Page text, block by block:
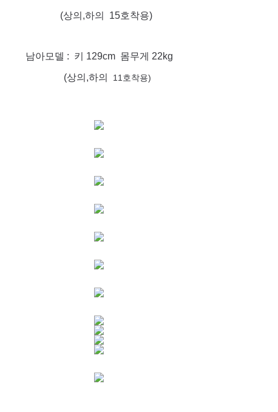
(상의,하의 15호착용)
남아모델 : 키 129cm 몸무게 22kg
(상의,하의 11호착용)